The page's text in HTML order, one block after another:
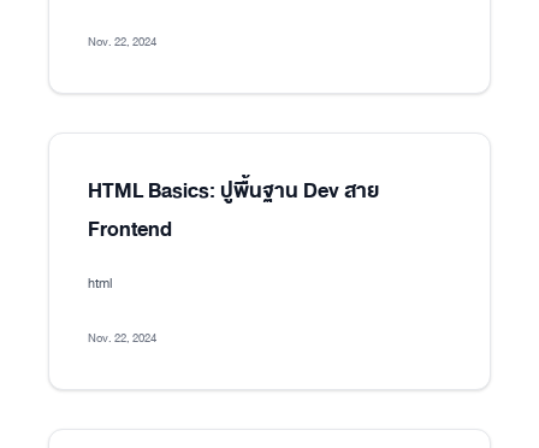
Nov. 22, 2024
HTML Basics: ปูพื้นฐาน Dev สาย
Frontend
html
Nov. 22, 2024